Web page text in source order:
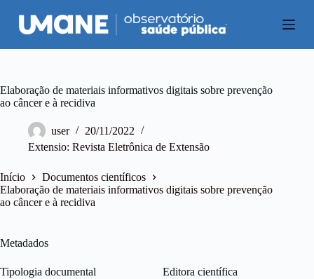
P
u
a
a
r
t
e
ú
Elaboração de materiais informativos digitais sobre prevenção
ao câncer e à recidiva
user
20/11/2022
Extensio: Revista Eletrônica de Extensão
Início
Documentos científicos
Elaboração de materiais informativos digitais sobre prevenção
ao câncer e à recidiva
Metadados
Tipologia documental Editora científica